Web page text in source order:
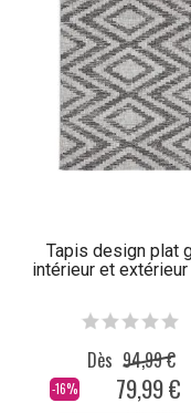
Tapis design plat
intérieur et extérieur
-16%
Dès 94,99 €
79,99 €